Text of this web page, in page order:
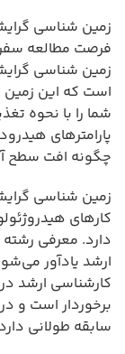
زمین شناسی
فرصت مطالعه
زمین شناسی
است که این
شما را با نحوه
پارامترهای
چگونه افت سطح
زمین شناسی
کارهای
دارد. معرفی
ارشد یادآور
کارشناسی ارشد
برخوردار است و
سابقه طولانی